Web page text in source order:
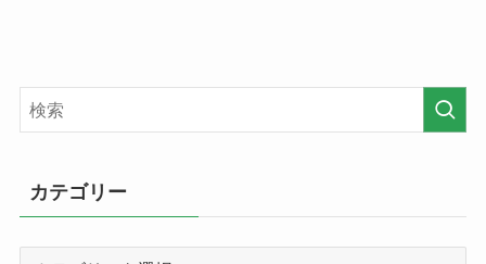
カテゴリー